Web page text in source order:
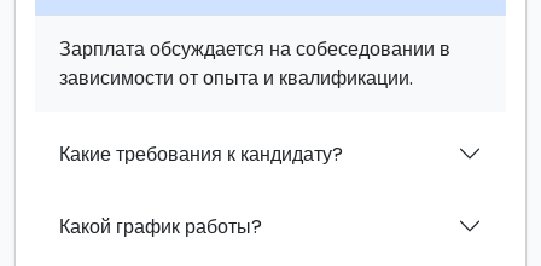
Зарплата обсуждается на собеседовании в
зависимости от опыта и квалификации.
Какие требования к кандидату?
Какой график работы?